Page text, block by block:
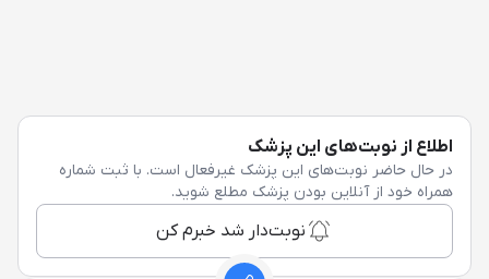
اطلاع از نوبت‌های این پزشک
در حال حاضر نوبت‌های این پزشک غیرفعال است. با ثبت شماره
همراه خود از آنلاین بودن پزشک مطلع شوید.
نوبت‌دار شد خبرم کن